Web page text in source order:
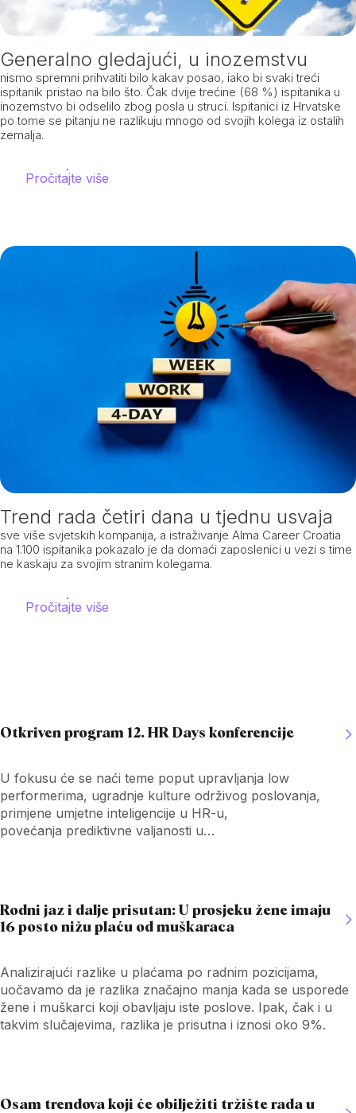
Generalno gledajući, u inozemstvu
nismo spremni prihvatiti bilo kakav posao, iako bi svaki treći
ispitanik pristao na bilo što. Čak dvije trećine (68 %) ispitanika u
inozemstvo bi odselilo zbog posla u struci. Ispitanici iz Hrvatske
po tome se pitanju ne razlikuju mnogo od svojih kolega iz ostalih
zemalja.
Pročitajte više
Trend rada četiri dana u tjednu usvaja
sve više svjetskih kompanija, a istraživanje Alma Career Croatia
na 1.100 ispitanika pokazalo je da domaći zaposlenici u vezi s time
ne kaskaju za svojim stranim kolegama.
Pročitajte više
Otkriven program 12. HR Days konferencije
U fokusu će se naći teme poput upravljanja low
performerima, ugradnje kulture održivog poslovanja,
primjene umjetne inteligencije u HR-u,
povećanja prediktivne valjanosti u
Rodni jaz i dalje prisutan: U prosjeku žene imaju
16 posto nižu plaću od muškaraca
Analizirajući razlike u plaćama po radnim pozicijama,
uočavamo da je razlika značajno manja kada se usporede
žene i muškarci koji obavljaju iste poslove. Ipak, čak i u
takvim slučajevima, razlika je prisutna i iznosi oko 9%.
Osam trendova koji će obilježiti tržište rada u